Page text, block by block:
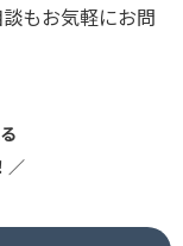
もお気軽にお問
／